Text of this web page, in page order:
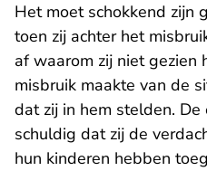
Het moet schokkend zijn
toen zij achter het
af waarom zij niet gezien
misbruik maakte van de
dat zij in hem stelden. De
schuldig dat zij de
hun kinderen hebben